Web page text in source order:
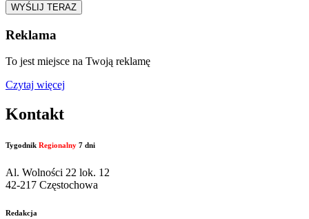
WYŚLIJ TERAZ
Reklama
To jest miejsce na Twoją reklamę
Czytaj więcej
Kontakt
Tygodnik Regionalny 7 dni
Al. Wolności 22 lok. 12
42-217 Częstochowa
Redakcja